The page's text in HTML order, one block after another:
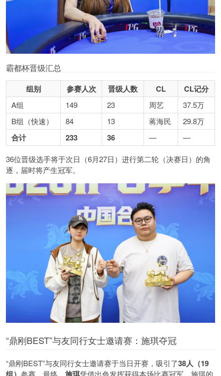
霸都杯晋级汇总
组别 参赛人次 晋级人数 CL CL记分
A组 149 23 周艺
37.5万
B组（快速）
84 13 蒋海民 29.8万
合计 233 36 — —
36位晋级选手将于次日（6月27日）进行第二轮（决赛日）的角
逐，届时将产生冠军。
“鼎刚BEST”与友同行女士邀请赛：施琪夺冠
“鼎刚BEST”与友同行女士邀请赛于当日开赛，吸引了38人（19
组） 参赛。最终， 施琪凭借出色发挥获得本场比赛冠军，施琪的